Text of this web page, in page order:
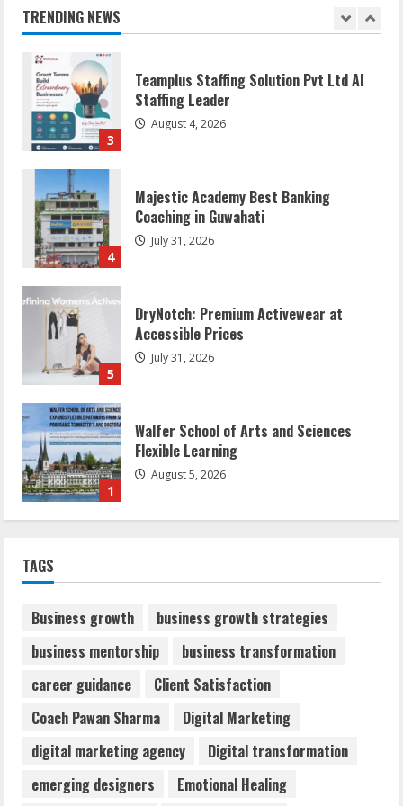
TRENDING NEWS
2
3
Teamplus Staffing Solution Pvt Ltd AI
Staffing Leader
August 4, 2026
4
Majestic Academy Best Banking
Coaching in Guwahati
July 31, 2026
5
DryNotch: Premium Activewear at
Accessible Prices
July 31, 2026
1
Walfer School of Arts and Sciences
Flexible Learning
August 5, 2026
3
Teamplus Staffing Solution Pvt Ltd AI
Staffing Leader
August 4, 2026
Majestic Academy Best Banking
TAGS
Business growth
business growth strategies
business mentorship
business transformation
career guidance
Client Satisfaction
Coach Pawan Sharma
Digital Marketing
digital marketing agency
Digital transformation
emerging designers
Emotional Healing